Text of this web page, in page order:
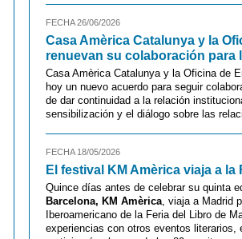
FECHA 26/06/2026
Casa Amèrica Catalunya y la
renuevan su colaboración para
Casa Amèrica Catalunya y la Oficina de
hoy un nuevo acuerdo para seguir
de dar continuidad a la relación
sensibilización y el diálogo sobre las
FECHA 18/05/2026
El festival KM Amèrica viaja a
Quince días antes de celebrar su quinta
Barcelona, KM Amèrica, viaja a Madrid
Iberoamericano de la Feria del Libro de
experiencias con otros eventos literarios,